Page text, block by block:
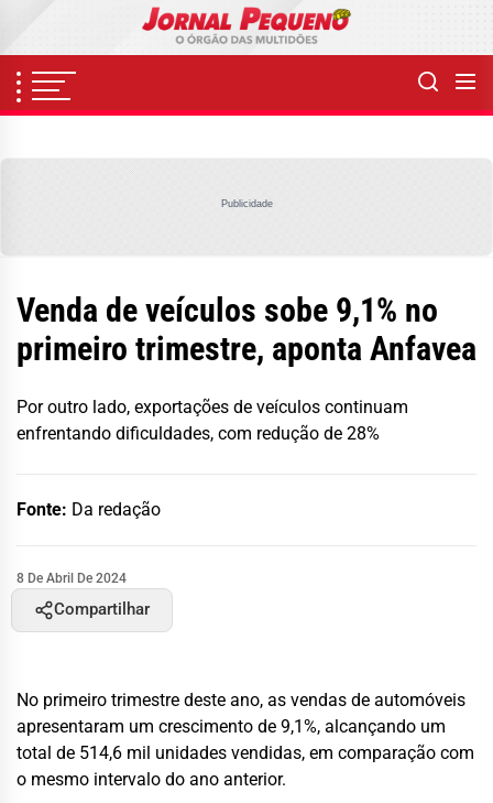
content
Publicidade
Venda de veículos sobe 9,1% no
primeiro trimestre, aponta Anfavea
Por outro lado, exportações de veículos continuam
enfrentando dificuldades, com redução de 28%
Fonte: Da redação
8 De Abril De 2024
Compartilhar
No primeiro trimestre deste ano, as vendas de automóveis
apresentaram um crescimento de 9,1%, alcançando um
total de 514,6 mil unidades vendidas, em comparação com
o mesmo intervalo do ano anterior.